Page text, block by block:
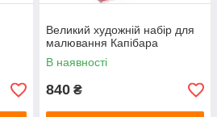
Великий художній набір для
малювання Капібара
В наявності
840 ₴